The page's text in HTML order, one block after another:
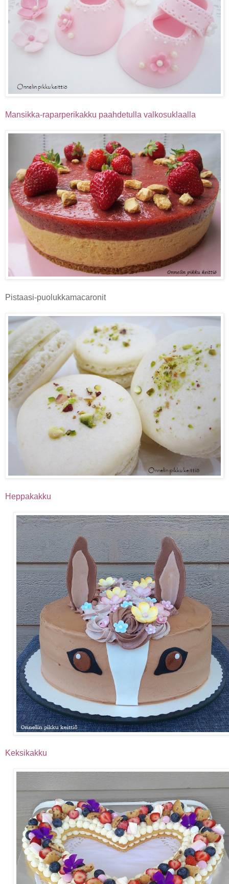
Mansikka-raparperikakku paahdetulla valkosuklaalla
Pistaasi-puolukkamacaronit
Heppakakku
Keksikakku